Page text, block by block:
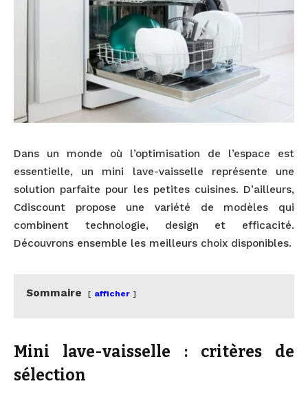
Dans un monde où l’optimisation de l’espace est
essentielle, un mini lave-vaisselle représente une
solution parfaite pour les petites cuisines. D’ailleurs,
Cdiscount propose une variété de modèles qui
combinent technologie, design et efficacité.
Découvrons ensemble les meilleurs choix disponibles.
Sommaire afficher
Mini lave-vaisselle : critères de
sélection